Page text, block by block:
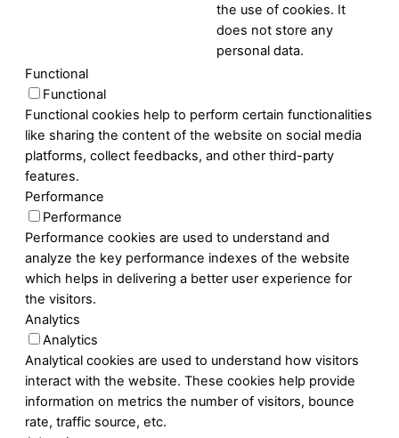
the use of cookies. It
does not store any
personal data.
Functional
Functional
Functional cookies help to perform certain functionalities
like sharing the content of the website on social media
platforms, collect feedbacks, and other third-party
features.
Performance
Performance
Performance cookies are used to understand and
analyze the key performance indexes of the website
which helps in delivering a better user experience for
the visitors.
Analytics
Analytics
Analytical cookies are used to understand how visitors
interact with the website. These cookies help provide
information on metrics the number of visitors, bounce
rate, traffic source, etc.